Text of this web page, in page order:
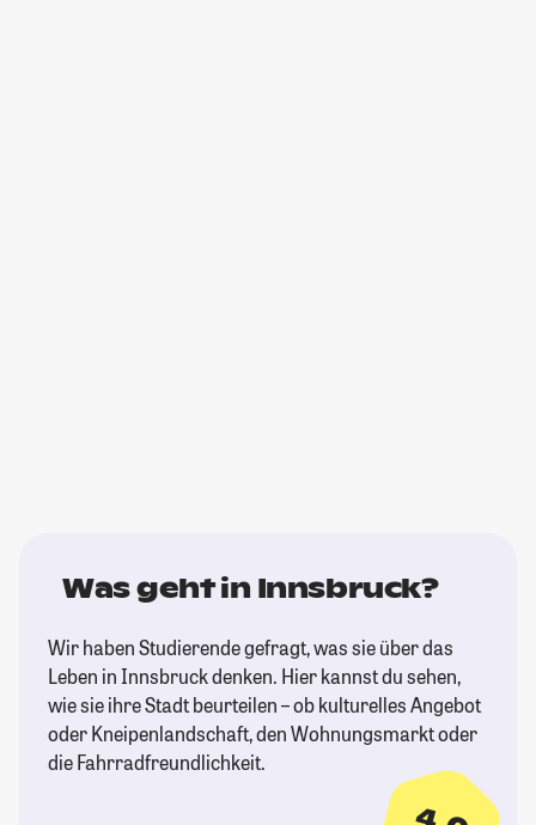
Was geht in Innsbruck?
Wir haben Studierende gefragt, was sie über das
Leben in Innsbruck denken. Hier kannst du sehen,
wie sie ihre Stadt beurteilen – ob kulturelles Angebot
oder Kneipenlandschaft, den Wohnungsmarkt oder
die Fahrradfreundlichkeit.